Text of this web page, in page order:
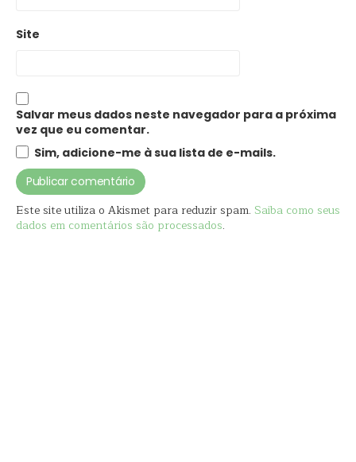
Site
Salvar meus dados neste navegador para a próxima
vez que eu comentar.
Sim, adicione-me à sua lista de e-mails.
Este site utiliza o Akismet para reduzir spam. Saiba como seus
dados em comentários são processados.